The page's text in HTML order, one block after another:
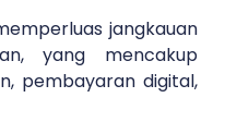
jangkauan
yang mencakup
pembayaran digital,